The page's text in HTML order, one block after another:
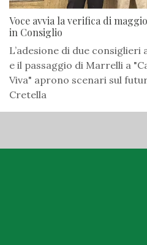
Voce avvia la verifica di
in Consiglio
L’adesione di due
e il passaggio di Marrelli a
Viva" aprono scenari sul
Cretella